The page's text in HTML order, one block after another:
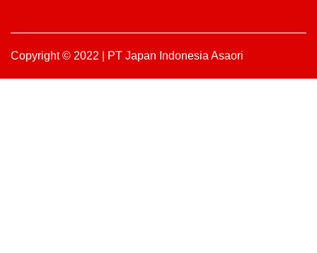
Copyright © 2022 | PT Japan Indonesia Asaori